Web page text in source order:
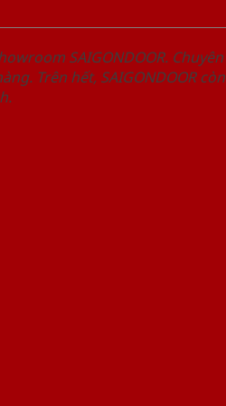
SAIGONDOOR. Chuyên
Trên hết, SAIGONDOOR còn